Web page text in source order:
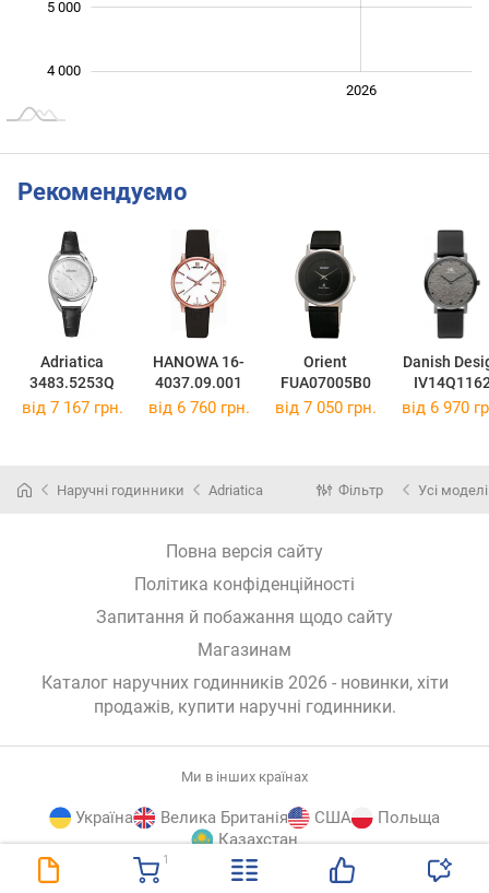
1
4 000
5 000
2026
Рекомендуємо
Adriatica
3483.5253Q
HANOWA 16-
4037.09.001
Orient
FUA07005B0
Danish
від 7 167 грн. від 6 760 грн. від 7 050 грн. від 6 970
Наручні годинники Adriatica Фільтр Усі моделі
Повна версія сайту
Політика конфіденційності
Запитання й побажання щодо сайту
Магазинам
Каталог наручних годинників 2026 - новинки, хіти
продажів, купити наручні годинники.
Ми в інших країнах
Україна Велика Британія США
Польща
Казахстан